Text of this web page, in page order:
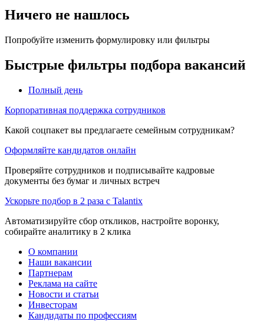
Ничего не нашлось
Попробуйте изменить формулировку или фильтры
Быстрые фильтры подбора вакансий
Полный день
Корпоративная поддержка сотрудников
Какой соцпакет вы предлагаете семейным сотрудникам?
Оформляйте кандидатов онлайн
Проверяйте сотрудников и подписывайте кадровые
документы без бумаг и личных встреч
Ускорьте подбор в 2 раза с Talantix
Автоматизируйте сбор откликов, настройте воронку,
собирайте аналитику в 2 клика
О компании
Наши вакансии
Партнерам
Реклама на сайте
Новости и статьи
Инвесторам
Кандидаты по профессиям